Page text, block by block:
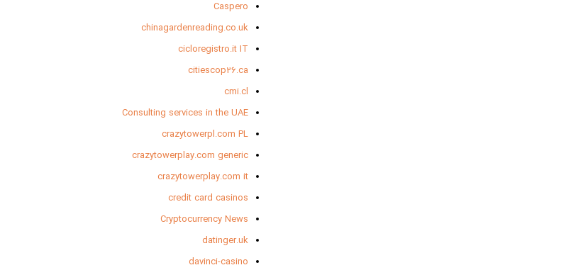
Caspero
chinagardenreading.co.uk
cicloregistro.it IT
citiescop26.ca
cmi.cl
Consulting services in the UAE
crazytowerpl.com PL
crazytowerplay.com generic
crazytowerplay.com it
credit card casinos
Cryptocurrency News
datinger.uk
davinci-casino